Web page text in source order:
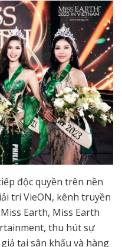
độc quyền trên nền
trí VieON, kênh truyền
Earth, Miss Earth
thu hút sự
tại sân khấu và hàng